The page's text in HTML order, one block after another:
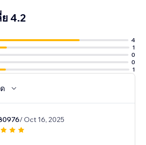
4.2
4
1
0
0
1
/ Oct 16, 2025